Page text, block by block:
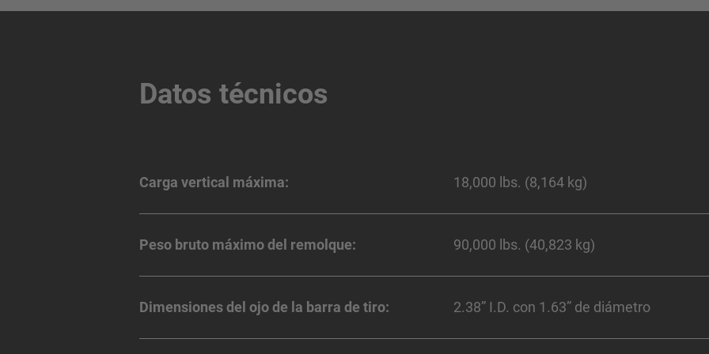
Datos técnicos
Carga vertical máxima: 18,000 lbs. (8,164 kg)
Peso bruto máximo del remolque: 90,000 lbs. (40,823 kg)
Dimensiones del ojo de la barra de tiro: 2.38” I.D. con 1.63” de diámetro